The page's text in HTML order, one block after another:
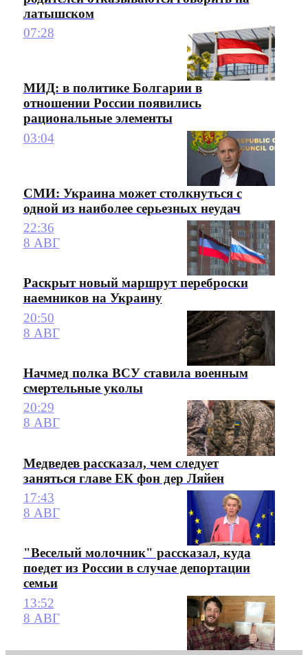
латышском
07:28
МИД: в политике Болгарии в
отношении России появились
рациональные элементы
03:04
СМИ: Украина может столкнуться с
одной из наиболее серьезных неудач
22:36
8 АВГ
Раскрыт новый маршрут переброски
наемников на Украину
20:50
8 АВГ
Начмед полка ВСУ ставила военным
смертельные уколы
20:29
8 АВГ
Медведев рассказал, чем следует
заняться главе ЕК фон дер Ляйен
17:43
8 АВГ
"Веселый молочник" рассказал, куда
поедет из России в случае депортации
семьи
13:52
8 АВГ